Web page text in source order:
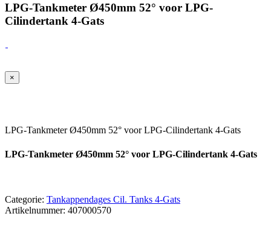
LPG-Tankmeter Ø450mm 52° voor LPG-
Cilindertank 4-Gats
×
LPG-Tankmeter Ø450mm 52° voor LPG-Cilindertank 4-Gats
LPG-Tankmeter Ø450mm 52° voor LPG-Cilindertank 4-Gats
Categorie: Tankappendages Cil. Tanks 4-Gats
Artikelnummer: 407000570